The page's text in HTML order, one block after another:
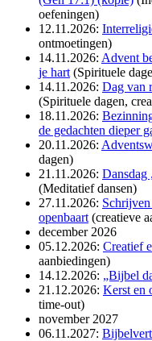
oefeningen)
12.11.2026:
ontmoetingen)
14.11.2026: Advent
je hart (Spirituele
14.11.2026: Dag van
(Spirituele dagen,
18.11.2026:
de gedachten dieper
20.11.2026:
dagen)
21.11.2026: Dansdag
(Meditatief dansen)
27.11.2026:
openbaart (creatieve
december 2026
05.12.2026: Creatief
aanbiedingen)
14.12.2026: „Bijbel
21.12.2026: Kerst en
time-out)
november 2027
06.11.2027: